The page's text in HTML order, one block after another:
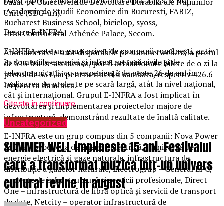
Unite (SDG-uri).
Despre E-INFRA
E-INFRA este un grup privat de companii românești, activ
în domeniile energiei și infrastructurii civile și de
telecomunicații, cu o experiență de peste 26 de ani în
realizarea de proiecte pe scară largă, atât la nivel național,
cât și internațional. Grupul E-INFRA a fost implicat în
dezvoltarea și implementarea proiectelor majore de
infrastructură, demonstrând rezultate de înaltă calitate.
E-INFRA este un grup compus din 5 companii: Nova Power
& Gas – producția de energie electrică, furnizarea de
energie electrică și gaze naturale, infrastructura de
distribuție a gazelor naturale, Electrogrup – General EPC,
proiecte de infrastructură și servicii profesionale, Direct
One – infrastructură de fibră optică și servicii de transport
de date, Netcity – operator infrastructură de
Academia de Studii Economice din Bucuresti, FABIZ,
Bucharest Business School, biciclop, syoss,
InterContinental Athénée Palace, Secom.
Abonamentele sunt disponibile pe summerwell.ro la pretul
de 513 lei. De asemenea, pot fi achizitionate bilete de o zi la
pretul de 351 lei pentru vineri si sambata, respectiv 426.6
lei pentru duminica.
Citeste in continuare
Uncategorized
SUMMER WELL implineste 15 ani. Festivalul
care a transformat muzica intr-un univers
cultural revine in august